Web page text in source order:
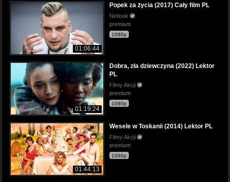
01:06:44
Popek za życia (2017) Cały film PL
Netlook
premium
1080p
01:19:24
Dobra, zła dziewczyna (2022) Lektor
PL
Filmy Akcji
premium
1080p
01:44:13
Wesele w Toskanii (2014) Lektor PL
Filmy Akcji
premium
1080p